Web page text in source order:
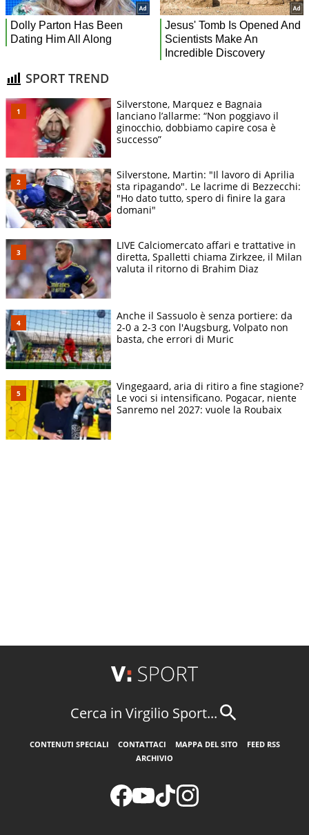
SPORT TREND
Silverstone, Marquez e Bagnaia
lanciano l’allarme: “Non poggiavo il
ginocchio, dobbiamo capire cosa è
successo”
Silverstone, Martin: "Il lavoro di Aprilia
sta ripagando". Le lacrime di Bezzecchi:
"Ho dato tutto, spero di finire la gara
domani"
LIVE Calciomercato affari e trattative in
diretta, Spalletti chiama Zirkzee, il Milan
valuta il ritorno di Brahim Diaz
Anche il Sassuolo è senza portiere: da
2-0 a 2-3 con l'Augsburg, Volpato non
basta, che errori di Muric
Vingegaard, aria di ritiro a fine stagione?
Le voci si intensificano. Pogacar, niente
Sanremo nel 2027: vuole la Roubaix
Cerca in Virgilio Sport...
CONTENUTI SPECIALI CONTATTACI MAPPA DEL SITO
FEED RSS
ARCHIVIO